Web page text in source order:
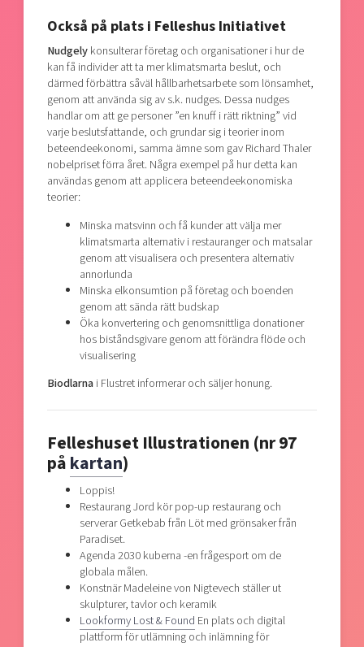
Också på plats i Felleshus Initiativet
Nudgelykonsulterar företag och organisationer i hur de
kan få individer att ta mer klimatsmarta beslut, och
därmed förbättra såväl hållbarhetsarbete som lönsamhet,
genom att använda sig av s.k. nudges. Dessa nudges
handlar om att ge personer ”en knuff i rätt riktning” vid
varje beslutsfattande, och grundar sig i teorier inom
beteendeekonomi, samma ämne som gav Richard Thaler
nobelpriset förra året. Några exempel på hur detta kan
användas genom att applicera beteendeekonomiska
teorier:
Minska matsvinn och få kunder att välja mer
klimatsmarta alternativ i restauranger och matsalar
genom att visualisera och presentera alternativ
annorlunda
Minska elkonsumtion på företag och boenden
genom att sända rätt budskap
Öka konvertering och genomsnittliga donationer
hos biståndsgivare genom att förändra flöde och
visualisering
Biodlarnai Flustret informerar och säljer honung.
Felleshuset Illustrationen (nr 97
påkartan)
Loppis!
Restaurang Jord kör pop-up restaurang och
serverar Getkebab från Löt med grönsaker från
Paradiset.
Agenda 2030 kuberna -en frågesport om de
globala målen.
Konstnär Madeleine von Nigtevech ställer ut
skulpturer, tavlor och keramik
Lookformy Lost & Found En plats och digital
plattform för utlämning och inlämning för